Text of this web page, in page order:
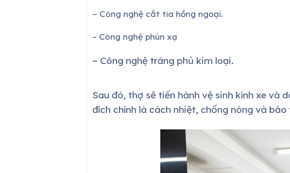
− Công nghệ cắt tia hồng ngoại.
– Công nghệ phún xạ
− Công nghệ tráng phủ kim loại.
Sau đó, thợ sẽ tiến hành vệ sinh kính xe và
đích chính là cách nhiệt, chống nóng và